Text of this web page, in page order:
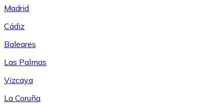
Madrid
Cádiz
Baleares
Las Palmas
Vizcaya
La Coruña